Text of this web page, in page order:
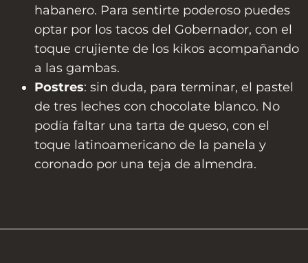
habanero. Para sentirte poderoso puedes
optar por los tacos del Gobernador, con el
toque crujiente de los kikos acompañando
a las gambas.
Postres: sin duda, para terminar, el pastel
de tres leches con chocolate blanco. No
podía faltar una tarta de queso, con el
toque latinoamericano de la panela y
coronado por una teja de almendra.